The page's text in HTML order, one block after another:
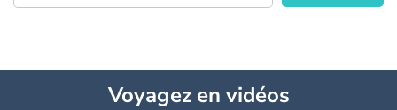
Voyagezen vidéos